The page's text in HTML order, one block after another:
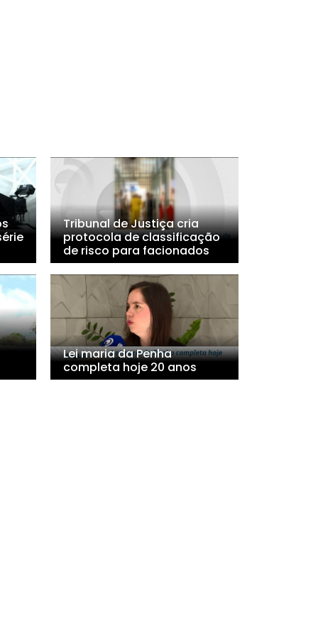
Tribunal de Justiça cria
protocola de classificação
de risco para facionados
Lei maria da Penha
completa hoje 20 anos